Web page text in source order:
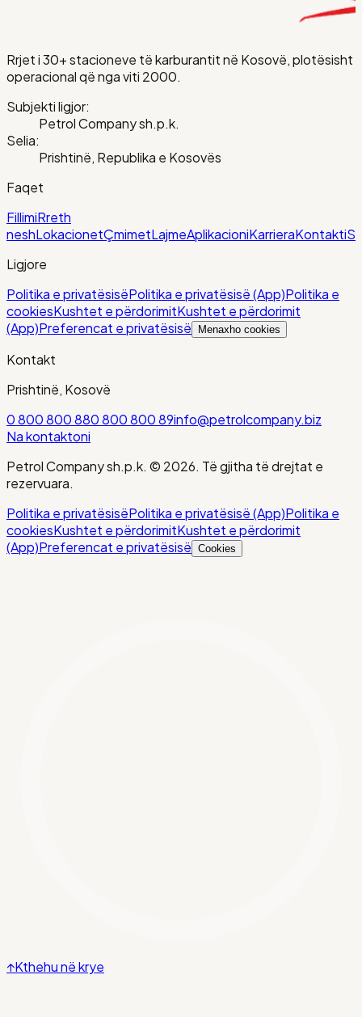
Rrjet i 30+ stacioneve të karburantit në Kosovë, plotësisht
operacional që nga viti 2000.
Subjekti ligjor:
Petrol Company sh.p.k.
Selia:
Prishtinë, Republika e Kosovës
Faqet
FillimiRreth
neshLokacionetÇmimetLajmeAplikacioniKarrieraKontakti
Ligjore
Politika e privatësisëPolitika e privatësisë (App)Politika e
cookiesKushtet e përdorimitKushtet e përdorimit
(App)Preferencat e privatësisë Menaxho cookies
Kontakt
Prishtinë, Kosovë
0 800 800 880 800 800 89info@petrolcompany.biz
Na kontaktoni
Petrol Company sh.p.k. © 2026. Të gjitha të drejtat e
rezervuara.
Politika e privatësisëPolitika e privatësisë (App)Politika e
cookiesKushtet e përdorimitKushtet e përdorimit
(App)Preferencat e privatësisë Cookies
↑Kthehu në krye